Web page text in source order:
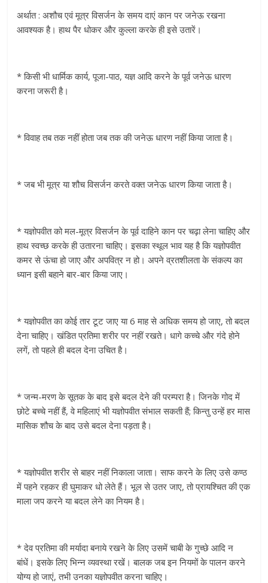
अर्थात : अशौच एवं मूत्र विसर्जन के समय दाएं कान पर जनेऊ रखना
आवश्यक है। हाथ पैर धोकर और कुल्ला करके ही इसे उतारें।
* किसी भी धार्मिक कार्य, पूजा-पाठ, यज्ञ आदि करने के पूर्व जनेऊ धारण
करना जरूरी है।
* विवाह तब तक नहीं होता जब तक की जनेऊ धारण नहीं किया जाता है।
* जब भी मूत्र या शौच विसर्जन करते वक्त जनेऊ धारण किया जाता है।
* यज्ञोपवीत को मल-मूत्र विसर्जन के पूर्व दाहिने कान पर चढ़ा लेना चाहिए और
हाथ स्वच्छ करके ही उतारना चाहिए। इसका स्थूल भाव यह है कि यज्ञोपवीत
कमर से ऊंचा हो जाए और अपवित्र न हो। अपने व्रतशीलता के संकल्प का
ध्यान इसी बहाने बार-बार किया जाए।
* यज्ञोपवीत का कोई तार टूट जाए या 6 माह से अधिक समय हो जाए, तो बदल
देना चाहिए। खंडित प्रतिमा शरीर पर नहीं रखते। धागे कच्चे और गंदे होने
लगें, तो पहले ही बदल देना उचित है।
* जन्म-मरण के सूतक के बाद इसे बदल देने की परम्परा है। जिनके गोद में
छोटे बच्चे नहीं हैं, वे महिलाएं भी यज्ञोपवीत संभाल सकती हैं; किन्तु उन्हें हर मास
मासिक शौच के बाद उसे बदल देना पड़ता है।
* यज्ञोपवीत शरीर से बाहर नहीं निकाला जाता। साफ करने के लिए उसे कण्ठ
में पहने रहकर ही घुमाकर धो लेते हैं। भूल से उतर जाए, तो प्रायश्चित की एक
माला जप करने या बदल लेने का नियम है।
* देव प्रतिमा की मर्यादा बनाये रखने के लिए उसमें चाबी के गुच्छे आदि न
बांधें। इसके लिए भिन्न व्यवस्था रखें। बालक जब इन नियमों के पालन करने
योग्य हो जाएं, तभी उनका यज्ञोपवीत करना चाहिए।